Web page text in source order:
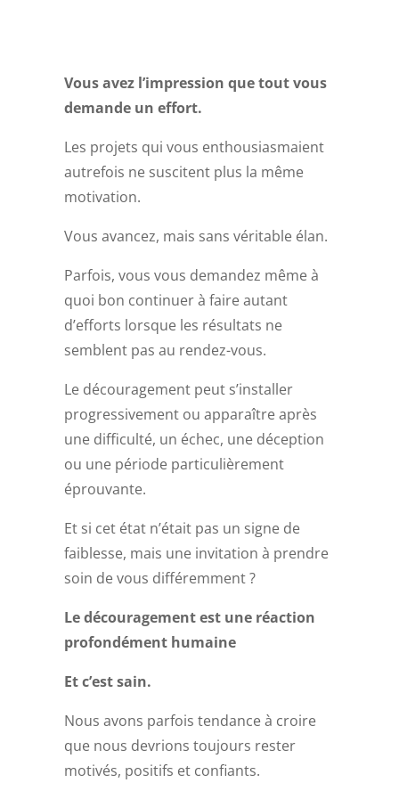
Vous avez l’impression que tout vous
demande un effort.
Les projets qui vous enthousiasmaient
autrefois ne suscitent plus la même
motivation.
Vous avancez, mais sans véritable élan.
Parfois, vous vous demandez même à
quoi bon continuer à faire autant
d’efforts lorsque les résultats ne
semblent pas au rendez-vous.
Le découragement peut s’installer
progressivement ou apparaître après
une difficulté, un échec, une déception
ou une période particulièrement
éprouvante.
Et si cet état n’était pas un signe de
faiblesse, mais une invitation à prendre
soin de vous différemment ?
Le découragement est une réaction
profondément humaine
Et c’est sain.
Nous avons parfois tendance à croire
que nous devrions toujours rester
motivés, positifs et confiants.